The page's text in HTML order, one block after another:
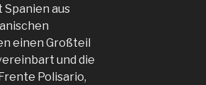
aus
einen Großteil
und die
Polisario,